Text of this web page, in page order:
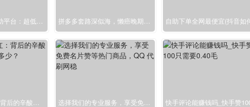
快手业务低价自助平台：超低价 VR 游戏、学习教育等你体验 拼多多套路深似海，懒癌晚期也难逃？快来一探究竟
2018 十大网红：背后的辛酸与坚持，你了解多少？ 选择我们的专业服务，享受免费名片赞等热门商品，QQ 代刷网稳